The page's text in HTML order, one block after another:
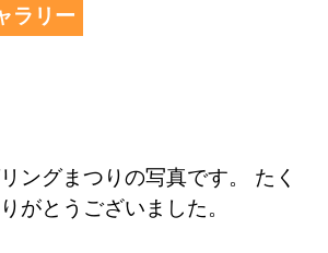
ラリー
ングまつりの写真です。 たく
がとうございました。